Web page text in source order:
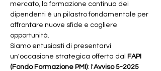
mercato, la formazione continua dei
dipendenti è un pilastro fondamentale per
affrontare nuove sfide e cogliere
opportunità.
Siamo entusiasti di presentarvi
un'occasione strategica offerta dal
FAPI
(Fondo Formazione PMI): l'Avviso 5-2025